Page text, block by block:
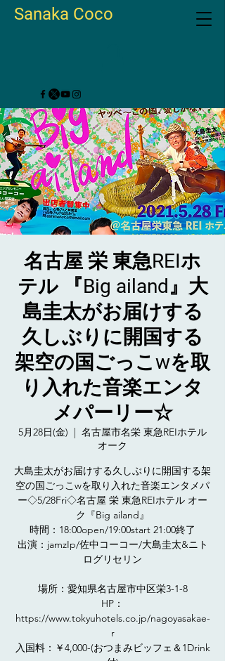
Sanaka Coco
名古屋 栄 東急REIホ
テル 『Big ailand』大
島圭太がお届けする
久しぶりに開国する
架空の国ごっこwを取
り入れた音楽エンタ
メパーリー☆
5月28日(金)
  |
名古屋市名栄 東急REIホテル
オーク
大島圭太がお届けする久しぶりに開国する架
空の国ごっこwを取り入れた音楽エンタメパ
ー◇5/28Fri◇名古屋 栄 東急REIホテル オー
ク『Big ailand』
時間：18:00open/19:00start 21:00終了
出演：jamzIp/佐中コーコー/大島圭太&ニト
ログリセリン
場所：愛知県名古屋市中区栄3-1-8
HP：
https://www.tokyuhotels.co.jp/nagoyasakae-
r
入国料：￥4,000-(おつまみビッフェ＆1Drink